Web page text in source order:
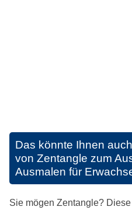
Das könnte Ihnen
von Zentangle zum
Ausmalen für
Sie mögen Zentangle?